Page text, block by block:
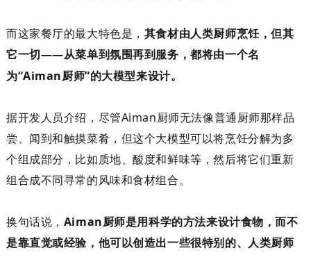
而这家餐厅的最大特色是 ， 其食材由人类厨师烹饪，但其
它一切——从菜单到氛围再到服务，都将由一个名
为“Aiman厨师”的大模型来设计。
据开发人员介绍，尽管Aiman厨师无法像普通厨师那样品
尝、闻到和触摸菜肴，但这个大模型可以将烹饪分解为多
个组成部分，比如质地、酸度和鲜味等，然后将它们重新
组合成不同寻常的风味和食材组合。
换句话说， Aiman厨师是用科学的方法来设计食物，而不
是靠直觉或经验 ， 他可以创造出一些很特别的、人类厨师